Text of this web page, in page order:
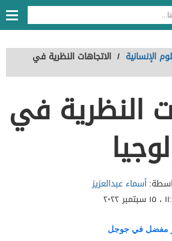
الإنسانية / الاتجاهات النظرية في
النظرية في
أسماء عبدالعزيز
٢٠٢٢
مفضل في جوجل